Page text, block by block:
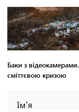
Баки з
сміттєвою кризою
Ім'я